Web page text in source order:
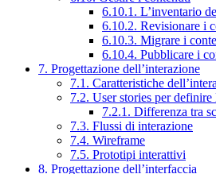
6.10.1. L’inventario
6.10.2. Revisionare i
6.10.3. Migrare i
6.10.4. Pubblicare i
7. Progettazione dell’interazione
7.1. Caratteristiche
7.2. User stories per definire
7.2.1. Differenza tra
7.3. Flussi di interazione
7.4. Wireframe
7.5. Prototipi interattivi
8. Progettazione dell’interfaccia